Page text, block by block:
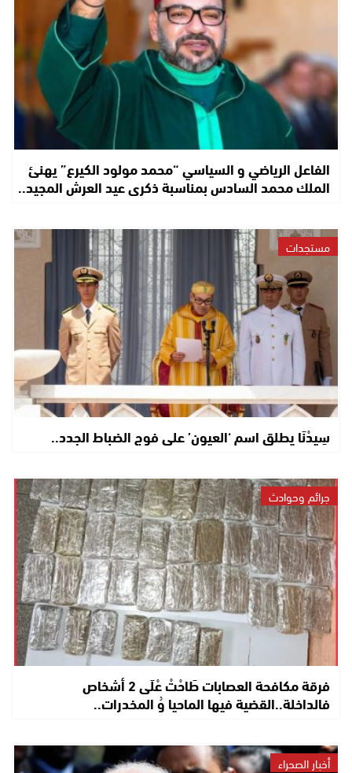
الفاعل الرياضي و السياسي “محمد مولود الكيرع” يهنئ
الملك محمد السادس بمناسبة ذكرى عيد العرش المجيد..
مستجدات
سِيدْنَا يطلق اسم ‘العيون’ على فوج الضباط الجدد..
جرائم وحوادث
فرقة مكافحة العصابات طَاحْتْ عْلَى 2 أشخاص
فالداخلة..القضية فيها الماحيا وُ المخدرات..
أخبار الصحراء